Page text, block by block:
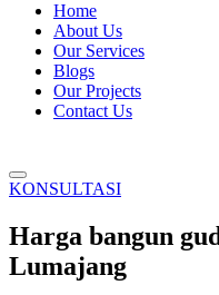
Home
About Us
Our Services
Blogs
Our Projects
Contact Us
KONSULTASI
Harga bangun
Lumajang